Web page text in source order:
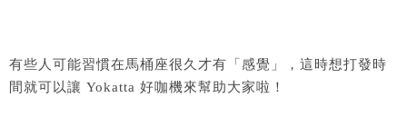
有些人可能習慣在馬桶座很久才有「感覺」，這時想打發時
間就可以讓 Yokatta 好咖機來幫助大家啦！